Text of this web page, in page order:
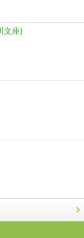
文庫)